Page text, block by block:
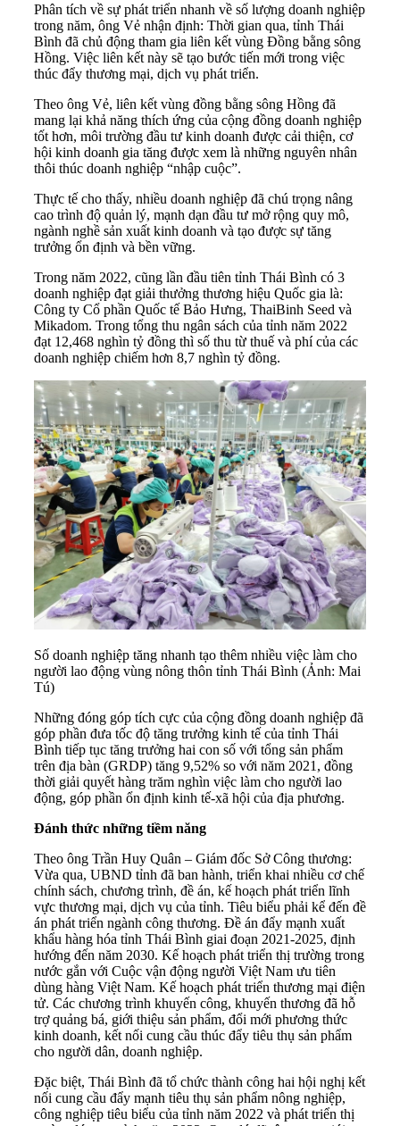
Phân tích về sự phát triển nhanh về số lượng doanh nghiệp
trong năm, ông Vẻ nhận định: Thời gian qua, tỉnh Thái
Bình đã chủ động tham gia liên kết vùng Đồng bằng sông
Hồng. Việc liên kết này sẽ tạo bước tiến mới trong việc
thúc đẩy thương mại, dịch vụ phát triển.
Theo ông Vẻ, liên kết vùng đồng bằng sông Hồng đã
mang lại khả năng thích ứng của cộng đồng doanh nghiệp
tốt hơn, môi trường đầu tư kinh doanh được cải thiện, cơ
hội kinh doanh gia tăng được xem là những nguyên nhân
thôi thúc doanh nghiệp “nhập cuộc”.
Thực tế cho thấy, nhiều doanh nghiệp đã chú trọng nâng
cao trình độ quản lý, mạnh dạn đầu tư mở rộng quy mô,
ngành nghề sản xuất kinh doanh và tạo được sự tăng
trưởng ổn định và bền vững.
Trong năm 2022, cũng lần đầu tiên tỉnh Thái Bình có 3
doanh nghiệp đạt giải thưởng thương hiệu Quốc gia là:
Công ty Cổ phần Quốc tế Bảo Hưng, ThaiBinh Seed và
Mikadom. Trong tổng thu ngân sách của tỉnh năm 2022
đạt 12,468 nghìn tỷ đồng thì số thu từ thuế và phí của các
doanh nghiệp chiếm hơn 8,7 nghìn tỷ đồng.
Số doanh nghiệp tăng nhanh tạo thêm nhiều việc làm cho
người lao động vùng nông thôn tỉnh Thái Bình (Ảnh: Mai
Tú)
Những đóng góp tích cực của cộng đồng doanh nghiệp đã
góp phần đưa tốc độ tăng trưởng kinh tế của tỉnh Thái
Bình tiếp tục tăng trưởng hai con số với tổng sản phẩm
trên địa bàn (GRDP) tăng 9,52% so với năm 2021, đồng
thời giải quyết hàng trăm nghìn việc làm cho người lao
động, góp phần ổn định kinh tế-xã hội của địa phương.
Đánh thức những tiềm năng
Theo ông Trần Huy Quân – Giám đốc Sở Công thương:
Vừa qua, UBND tỉnh đã ban hành, triển khai nhiều cơ chế
chính sách, chương trình, đề án, kế hoạch phát triển lĩnh
vực thương mại, dịch vụ của tỉnh. Tiêu biểu phải kể đến đề
án phát triển ngành công thương. Đề án đẩy mạnh xuất
khẩu hàng hóa tỉnh Thái Bình giai đoạn 2021-2025, định
hướng đến năm 2030. Kế hoạch phát triển thị trường trong
nước gắn với Cuộc vận động người Việt Nam ưu tiên
dùng hàng Việt Nam. Kế hoạch phát triển thương mại điện
tử. Các chương trình khuyến công, khuyến thương đã hỗ
trợ quảng bá, giới thiệu sản phẩm, đổi mới phương thức
kinh doanh, kết nối cung cầu thúc đẩy tiêu thụ sản phẩm
cho người dân, doanh nghiệp.
Đặc biệt, Thái Bình đã tổ chức thành công hai hội nghị kết
nối cung cầu đẩy mạnh tiêu thụ sản phẩm nông nghiệp,
công nghiệp tiêu biểu của tỉnh năm 2022 và phát triển thị